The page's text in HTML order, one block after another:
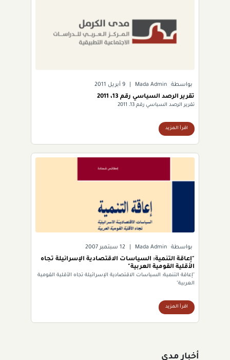
بواسطة Mada Admin 9 أبريل 2011
تقرير الرصد السياسي رقم 13، 2011
تقرير الرصد السياسي رقم 13، 2011
اقرأ المزيد
بواسطة Mada Admin 12 سبتمبر 2007
"إعاقة التنمية: السياسات الاقتصادية الإسرائيلة تجاه
الأقلية القومية العربية"
"إعاقة التنمية: السياسات الاقتصادية الإسرائيلة تجاه الأقلية القومية
العربية"
اقرأ المزيد
أخبار مدى